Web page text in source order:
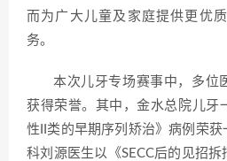
而为广大儿童及家庭提供更优
务。
本次儿牙专场赛事中，多位
获得荣誉。其中，金水总院儿牙
性II类的早期序列矫治》病例荣
科刘源医生以《SECC后的见招